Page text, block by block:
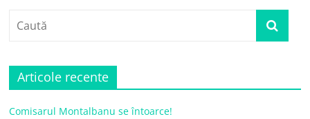
Articole recente
Comisarul Montalbanu se întoarce!